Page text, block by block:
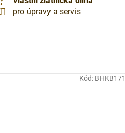
pro úpravy a servis
Kód: BHKB171